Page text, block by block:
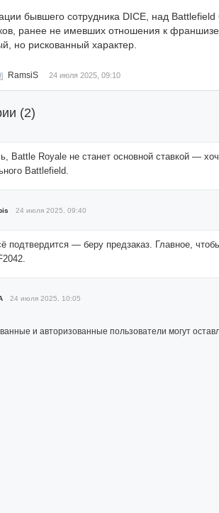
бывшего сотрудника DICE, над Battlefield
ранее не имевших отношения к
но рискованный характер.
RamsiS 24 июля 2025, 09:10
(2)
Battle Royale не станет основной ставкой —
Battlefield.
24 июля 2025, 09:40
подтвердится — беру предзаказ. Главное,
24 июля 2025, 10:05
и авторизованные пользователи могут